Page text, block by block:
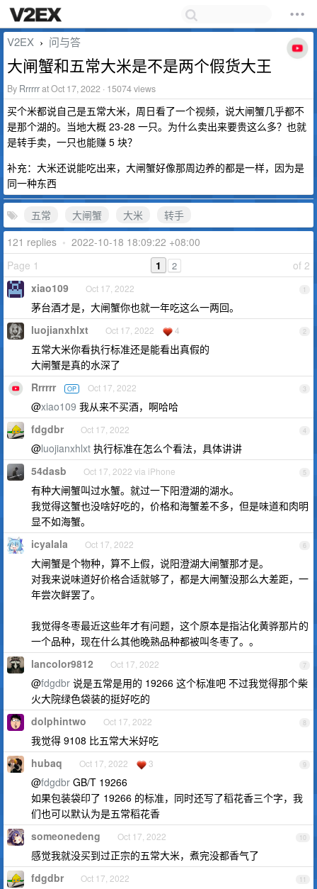
V2EX › 问与答
大闸蟹和五常大米是不是两个假货大王
By Rrrrrrat Oct 17, 2022 · 15074 views
买个米都说自己是五常大米，周日看了一个视频，说大闸蟹几乎都不
是那个湖的。当地大概 23-28 一只。为什么卖出来要贵这么多？也就
是转手卖，一只也能赚 5 块？
补充：大米还说能吃出来，大闸蟹好像那周边养的都是一样，因为是
同一种东西
五常 大闸蟹 大米
转手
121 replies • 2022-10-18 18:09:22 +08:00
Page 1
of 2
1 2
1
xiao109 Oct 17, 2022
茅台酒才是，大闸蟹你也就一年吃这么一两回。
2
luojianxhlxt Oct 17, 2022 4
五常大米你看执行标准还是能看出真假的
大闸蟹是真的水深了
3
Rrrrrr OP Oct 17, 2022
@xiao109 我从来不买酒，啊哈哈
4
fdgdbr Oct 17, 2022
@luojianxhlxt 执行标准在怎么个看法，具体讲讲
5
54dasb Oct 17, 2022 via iPhone
有种大闸蟹叫过水蟹。就过一下阳澄湖的湖水。
我觉得这蟹也没啥好吃的，价格和海蟹差不多，但是味道和肉明
显不如海蟹。
6
icyalala Oct 17, 2022
大闸蟹是个物种，算不上假，说阳澄湖大闸蟹那才是。
对我来说味道好价格合适就够了，都是大闸蟹没那么大差距，一
年尝次鲜罢了。
我觉得冬枣最近这些年才有问题，这个原本是指沾化黄骅那片的
一个品种，现在什么其他晚熟品种都被叫冬枣了。。
7
lancolor9812 Oct 17, 2022
@fdgdbr 说是五常是用的 19266 这个标准吧 不过我觉得那个柴
火大院绿色袋装的挺好吃的
8
dolphintwo Oct 17, 2022
我觉得 9108 比五常大米好吃
9
hubaq Oct 17, 2022 3
@fdgdbr GB/T 19266
如果包装袋印了 19266 的标准，同时还写了稻花香三个字，我
们也可以默认为是五常稻花香
10
someonedeng Oct 17, 2022
感觉我就没买到过正宗的五常大米，煮完没都香气了
11
fdgdbr Oct 17, 2022